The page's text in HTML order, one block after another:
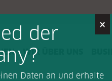
WIR ÜBER UNS
×
der
Daten an und erhalte